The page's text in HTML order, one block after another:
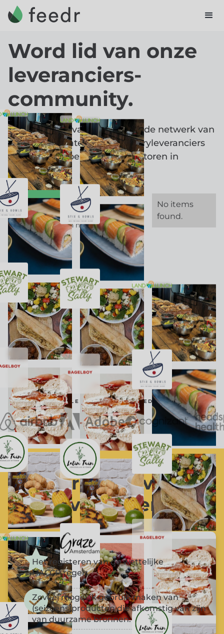
Word lid van onze
leveranciers-
community.
Maak deel uit van ons groeiende netwerk van
restaurants, cateraars en pantryleveranciers
die hun eten bezorgen bij kantoren in
Nederland.
Word lid
*Zie onze vereisten hieronder.
No items
found.
VOED ENKELE VAN DE BESTE BEDRIJVEN
Vereisten van
leveranciers.
Het registeren van de wettelijke
HACCP regels.
Zoveel mogelijk gebruik maken van
(seizoens)producten die afkomstig van zijn
van duurzame bronnen.